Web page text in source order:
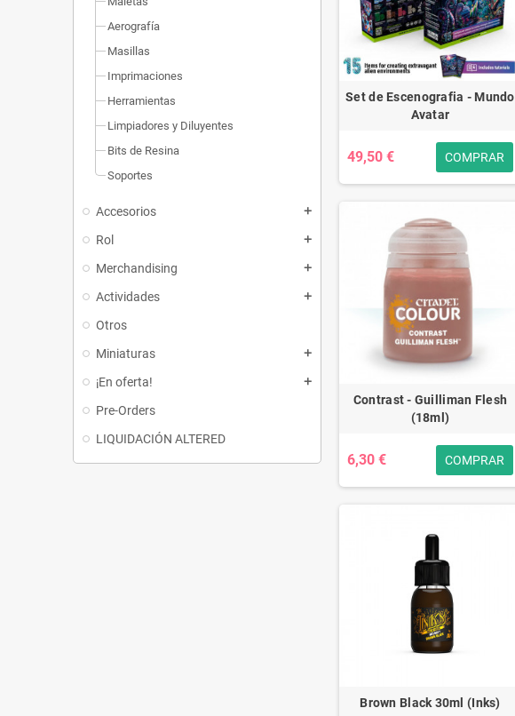
Aerografía
Masillas
Imprimaciones
Herramientas
Limpiadores y Diluyentes
Bits de Resina
Soportes
Accesorios add
Rol add
Merchandising add
Actividades add
Otros
Miniaturas
add
¡En oferta! add
Pre-Orders
LIQUIDACIÓN ALTERED
Set de Escenografia - Mundo
Avatar
49,50 € COMPRAR
Contrast - Guilliman Flesh
(18ml)
6,30 € COMPRAR
Brown Black 30ml (Inks)